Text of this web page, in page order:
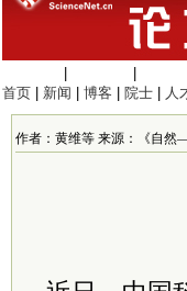
首页
新闻 博客 院士 人
作者：黄维等 来源：《自然